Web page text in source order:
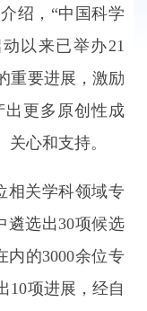
绍，“中国科学
以来已举办21
重要进展，激励
出更多原创性成
心和支持。
关学科领域专
遴选出30项候选
内的3000余位专
10项进展，经自